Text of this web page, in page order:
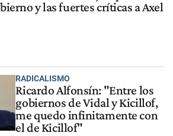
y las fuertes críticas a Axel
RADICALISMO
Ricardo Alfonsín: "Entre los
gobiernos de Vidal y Kicillof,
me quedo infinitamente con
el de Kicillof"